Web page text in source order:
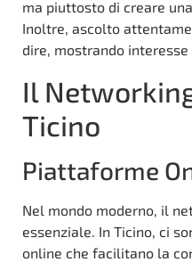
ma piuttosto di creare
Inoltre, ascolto
dire, mostrando
Il
Ticino
Piattaforme
Nel mondo moderno, il
essenziale. In Ticino, ci
online che facilitano la